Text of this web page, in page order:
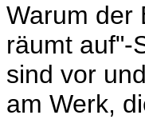
Warum der
räumt auf"-
sind vor
am Werk,